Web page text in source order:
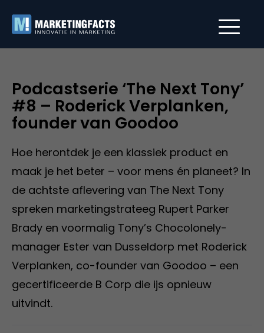
Podcastserie ‘The Next Tony’
#8 – Roderick Verplanken,
founder van Goodoo
Hoe herontdek je een klassiek product en
maak je het beter – voor mens én planeet? In
de achtste aflevering van The Next Tony
spreken marketingstrateeg Rupert Parker
Brady en voormalig Tony’s Chocolonely-
manager Ester van Dusseldorp met Roderick
Verplanken, co-founder van Goodoo – een
gecertificeerde B Corp die ijs opnieuw
uitvindt.